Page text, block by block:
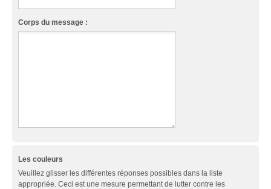
Corps du message :
Les couleurs
Veuillez glisser les différentes réponses possibles dans la liste
appropriée. Ceci est une mesure permettant de lutter contre les